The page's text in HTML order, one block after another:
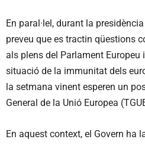
En paral·lel, durant la
preveu que es tractin qüestions
als plens del Parlament Europeu
situació de la immunitat dels
la setmana vinent esperen un
General de la Unió Europea
En aquest context, el Govern ha